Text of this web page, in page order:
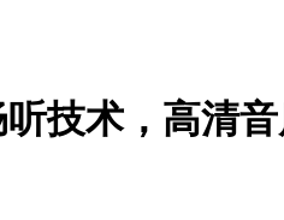
技术，高清